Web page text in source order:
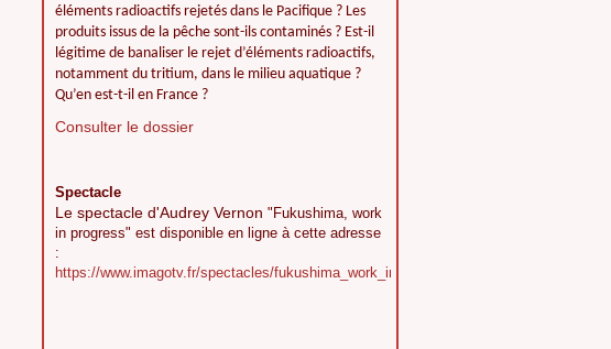
éléments radioactifs rejetés dans le Pacifique ? Les
produits issus de la pêche sont-ils contaminés ? Est-il
légitime de banaliser le rejet d’éléments radioactifs,
notamment du tritium, dans le milieu aquatique ?
Qu’en est-t-il en France ?
Consulter le dossier
Spectacle
Le spectacle d'Audrey Vernon "Fukushima, work
in progress" est disponible en ligne à cette adresse
:
https://www.imagotv.fr/spectacles/fukushima_work_in_progress